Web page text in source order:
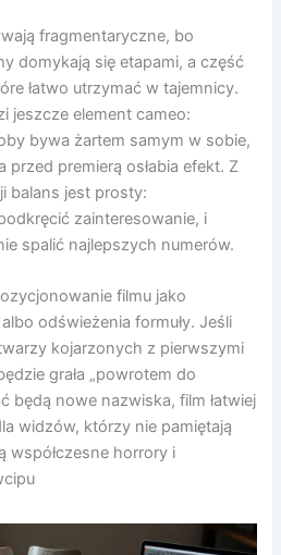
fragmentaryczne, bo
domykają się etapami, a część
łatwo utrzymać w tajemnicy.
jeszcze element cameo:
bywa żartem samym w sobie,
przed premierą osłabia efekt. Z
balans jest prosty:
zainteresowanie, i
spalić najlepszych numerów.
filmu jako
odświeżenia formuły. Jeśli
kojarzonych z pierwszymi
grała „powrotem do
będą nowe nazwiska, film łatwiej
widzów, którzy nie pamiętają
współczesne horrory i